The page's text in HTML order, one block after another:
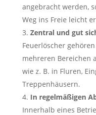
angebracht werden,
Weg ins Freie leicht
Zentral und gut
Feuerlöscher
mehreren Bereichen
wie z. B. in Fluren,
Treppenhäusern.
In regelmäßigen
Innerhalb eines